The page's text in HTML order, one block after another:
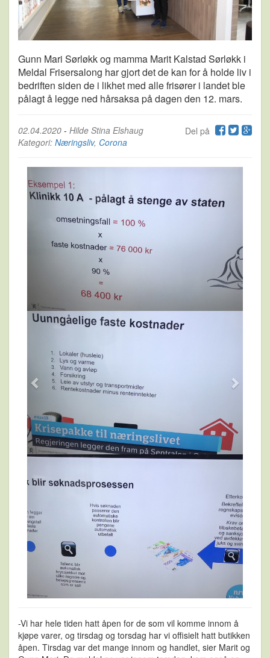
Gunn Mari Sørløkk og mamma Marit Kalstad Sørløkk i
Meldal Frisersalong har gjort det de kan for å holde liv i
bedriften siden de i likhet med alle frisører i landet ble
pålagt å legge ned hårsaksa på dagen den 12. mars.
Del på
02.04.2020 - Hilde Stina Elshaug
Kategori: Næringsliv, Corona
-Vi har hele tiden hatt åpen for de som vil komme innom å
kjøpe varer, og tirsdag og torsdag har vi offisielt hatt butikken
åpen. Tirsdag var det mange innom og handlet, sier Marit og